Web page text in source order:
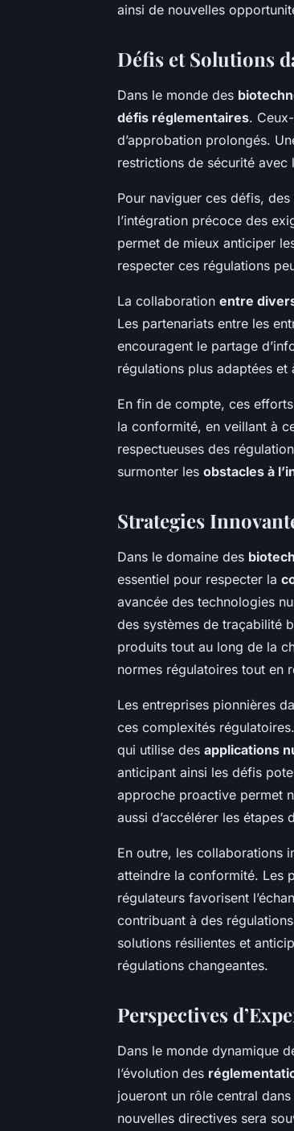
ainsi de nouvelles
Défis et Solutions
Dans le monde des
défis réglementaires.
d’approbation prolongés.
restrictions de sécurité avec
Pour naviguer ces défis, des
l’intégration précoce des
permet de mieux anticiper
respecter ces régulations
La collaboration entre
Les partenariats entre les
encouragent le partage
régulations plus adaptées
En fin de compte, ces
la conformité, en veillant à
respectueuses des
surmonter les obstacles à
Strategies
Dans le domaine des
essentiel pour respecter la
avancée des technologies
des systèmes de traçabilité
produits tout au long de la
normes régulatoires tout en
Les entreprises pionnières
ces complexités
qui utilise des applications
anticipant ainsi les défis
approche proactive permet
aussi d’accélérer les étapes
En outre, les collaborations
atteindre la conformité. Les
régulateurs favorisent
contribuant à des
solutions résilientes et
régulations changeantes.
Perspectives
Dans le monde dynamique
l’évolution des
joueront un rôle central
nouvelles directives sera